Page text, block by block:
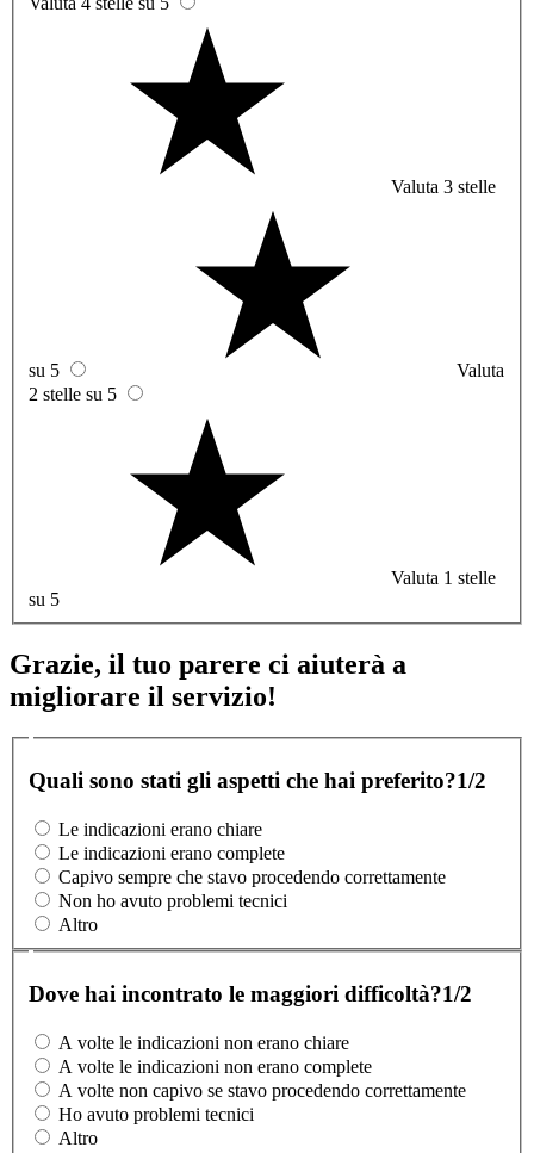
Valuta 3 stelle
su 5
Valuta
2 stelle su 5
Valuta 1 stelle
su 5
Grazie, il tuo parere ci aiuterà a
migliorare il servizio!
Quali sono stati gli aspetti che hai preferito?1/2
Le indicazioni erano chiare
Le indicazioni erano complete
Capivo sempre che stavo procedendo correttamente
Non ho avuto problemi tecnici
Altro
Dove hai incontrato le maggiori difficoltà?1/2
A volte le indicazioni non erano chiare
A volte le indicazioni non erano complete
A volte non capivo se stavo procedendo correttamente
Ho avuto problemi tecnici
Altro